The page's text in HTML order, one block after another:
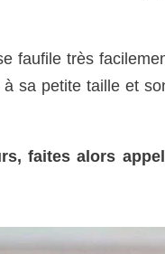
faufile très
sa petite taille et
faites alors